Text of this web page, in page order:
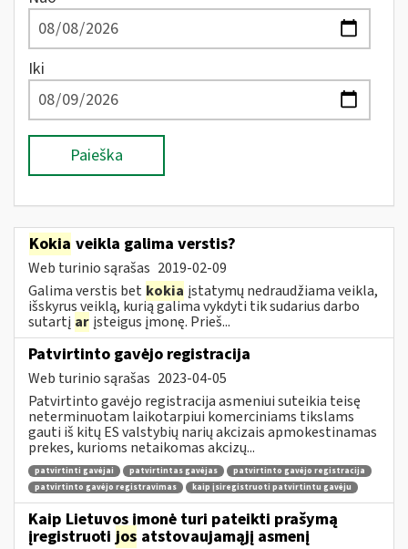
Iki
Paieška
Kokia veikla galima verstis?
Web turinio sąrašas 2019-02-09
Galima verstis bet kokia įstatymų nedraudžiama veikla,
išskyrus veiklą, kurią galima vykdyti tik sudarius darbo
sutartį ar įsteigus įmonę. Prieš...
Patvirtinto gavėjo registracija
Web turinio sąrašas 2023-04-05
Patvirtinto gavėjo registracija asmeniui suteikia teisę
neterminuotam laikotarpiui komerciniams tikslams
gauti iš kitų ES valstybių narių akcizais apmokestinamas
prekes, kurioms netaikomas akcizų...
patvirtinti gavėjai patvirtintas gavėjas
patvirtinto gavėjo registracija
patvirtinto gavėjo registravimas
kaip įsiregistruoti patvirtintu gavėju
Kaip Lietuvos įmonė turi pateikti prašymą
įregistruoti jos atstovaujamąjį asmenį